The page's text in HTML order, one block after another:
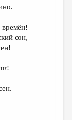
времён!
сон,